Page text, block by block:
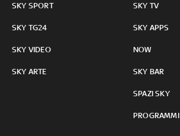
SKY SPORT
SKY TG24
SKY VIDEO
SKY ARTE
SKY TV
SKY APPS
NOW
SKY BAR
SPAZI SKY
PROGRAMMI